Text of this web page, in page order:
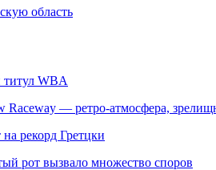
область
титул WBA
— ретро‑атмосфера,
рекорд Гретцки
рот вызвало множество споров